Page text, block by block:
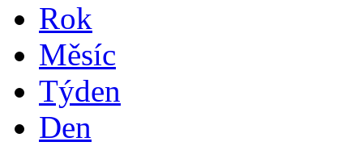
Rok
Měsíc
Týden
Den